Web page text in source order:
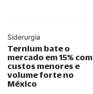
Siderurgia
Ternium bate o
mercado em 15% com
custos menores e
volume forte no
México